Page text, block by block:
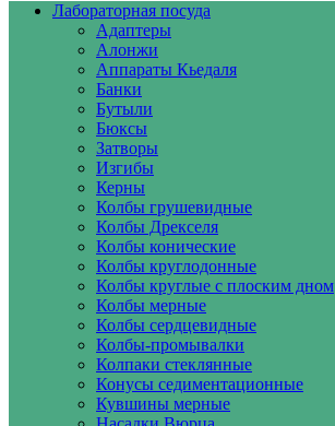
Лабораторная посуда
Адаптеры
Алонжи
Аппараты Кьедаля
Банки
Бутыли
Бюксы
Затворы
Изгибы
Керны
Колбы грушевидные
Колбы Дрекселя
Колбы конические
Колбы круглодонные
Колбы круглые с плоским дном
Колбы мерные
Колбы сердцевидные
Колбы-промывалки
Колпаки стеклянные
Конусы седиментационные
Кувшины мерные